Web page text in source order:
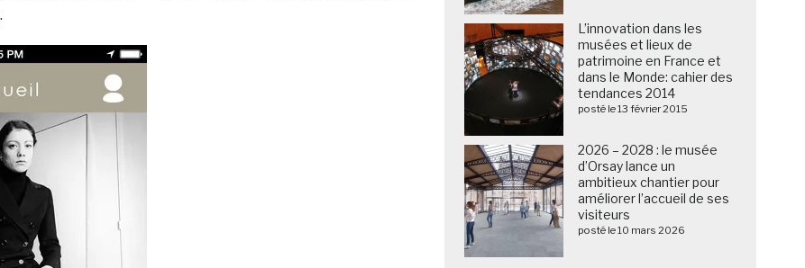
.
L’innovation dans les
musées et lieux de
patrimoine en France et
dans le Monde: cahier des
tendances 2014
posté le 13 février 2015
2026 – 2028 : le musée
d’Orsay lance un
ambitieux chantier pour
améliorer l’accueil de ses
visiteurs
posté le 10 mars 2026